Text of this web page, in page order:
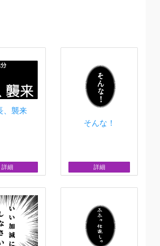
、襲来
詳細
そんな！
詳細